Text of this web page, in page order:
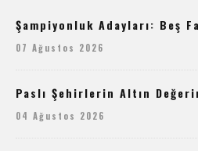
Şampiyonluk Adayları: Beş
07 Ağustos 2026
Paslı Şehirlerin Altın
04 Ağustos 2026